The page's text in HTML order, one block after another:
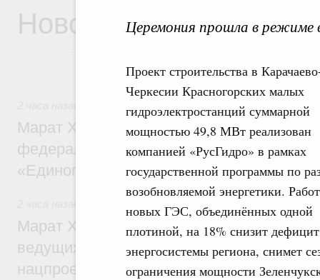
Церемония прошла в режиме
Проект строительства в
Черкесии Красногорских малых
гидроэлектростанций суммарной
мощностью 49,8 МВт реализован
компанией «РусГидро» в рамках
государственной программы по
возобновляемой энергетики.
новых ГЭС, объединённых одной
плотиной, на 18% снизит дефицит
энергосистемы региона, снимет
ограничения мощности
Новости
Регулирование в сфере строительства
Марат Хуснуллин: Более 130
федерального значения построено под
«Единого заказчика»
Национальный проект «Инфраструктура
Марат Хуснуллин: Порядка 200
ведущих к спортивным объектам,
нацпроекту «Инфраструктура для